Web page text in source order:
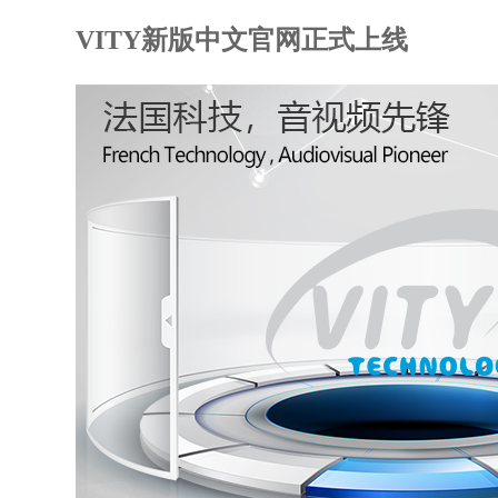
VITY新版中文官网正式上线